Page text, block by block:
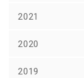
2021
2020
2019